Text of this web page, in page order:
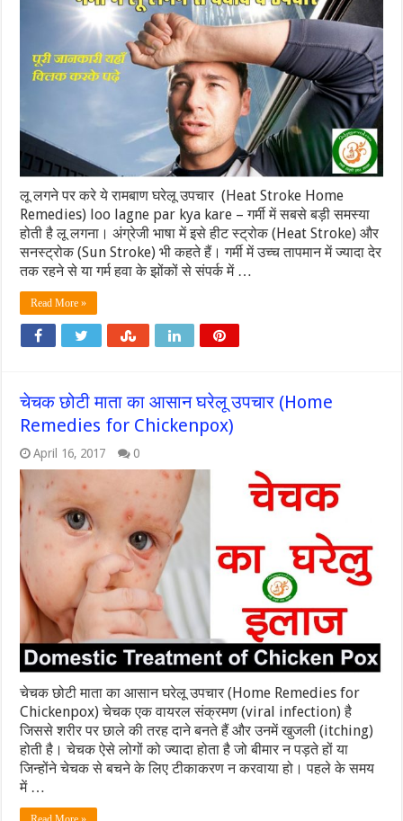
लू लगने पर करे ये रामबाण घरेलू उपचार (Heat Stroke Home
Remedies) loo lagne par kya kare – गर्मी में सबसे बड़ी समस्या
होती है लू लगना। अंग्रेजी भाषा में इसे हीट स्ट्रोक (Heat Stroke) और
सनस्ट्रोक (Sun Stroke) भी कहते हैं। गर्मी में उच्च तापमान में ज्यादा देर
तक रहने से या गर्म हवा के झोंकों से संपर्क में …
Read More »
चेचक छोटी माता का आसान घरेलू उपचार (Home
Remedies for Chickenpox)
April 16, 2017 0
चेचक छोटी माता का आसान घरेलू उपचार (Home Remedies for
Chickenpox) चेचक एक वायरल संक्रमण (viral infection) है
जिससे शरीर पर छाले की तरह दाने बनते हैं और उनमें खुजली (itching)
होती है। चेचक ऐसे लोगों को ज्यादा होता है जो बीमार न पड़ते हों या
जिन्होंने चेचक से बचने के लिए टीकाकरण न करवाया हो। पहले के समय
में …